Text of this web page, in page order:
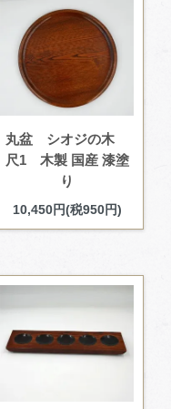
丸盆 シオジの木
尺1 木製 国産 漆塗
り
10,450円(税950円)